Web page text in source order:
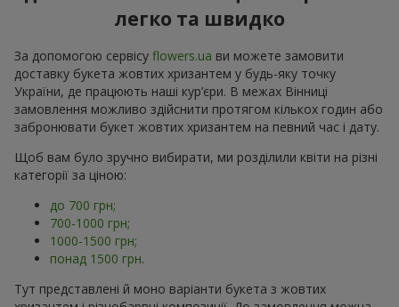
легко та швидко
За допомогою сервісу flowers.ua ви можете замовити
доставку букета жовтих хризантем у будь-яку точку
України, де працюють наші кур’єри. В межах Вінниці
замовлення можливо здійснити протягом кількох годин або
забронювати букет жовтих хризантем на певний час і дату.
Щоб вам було зручно вибирати, ми розділили квіти на різні
категорії за ціною:
до 700 грн;
700-1000 грн;
1000-1500 грн;
понад 1500 грн.
Тут представлені й моно варіанти букета з жовтих